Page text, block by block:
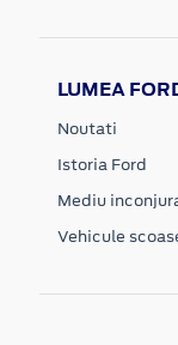
LUMEA
Noutati
Istoria Ford
Mediu
Vehicule